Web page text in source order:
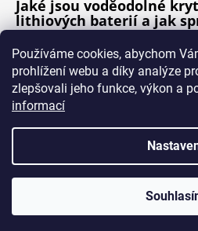
Používáme cookies, abychom
prohlížení webu a díky analýze
zlepšovali jeho funkce, výkon a
informací
Jaké jsou voděodolné
lithiových baterií a jak
plnou kapacitu?
Jaký je ideální způsob
baterie v letních
Vytvořil
Boat Trade,